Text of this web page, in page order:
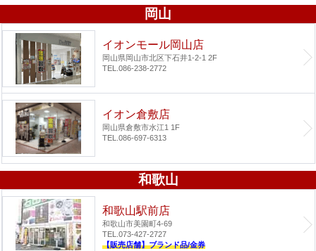
岡山
イオンモール岡山店
岡山県岡山市北区下石井1-2-1 2F
TEL.086-238-2772
イオン倉敷店
岡山県倉敷市水江1 1F
TEL.086-697-6313
和歌山
和歌山駅前店
和歌山市美園町4-69
TEL.073-427-2727
【販売店舗】ブランド品/金券